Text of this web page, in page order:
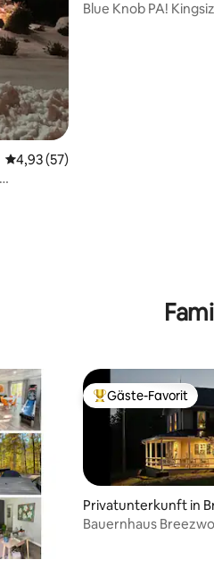
Durchschnittliche Bewertung:
4,93 (57)
urg
Blue Knob PA!
Badezimmer/
Beliebter Gäste-
Gäste-Favorit
Privatunterkunft in
wood
Bauernhaus